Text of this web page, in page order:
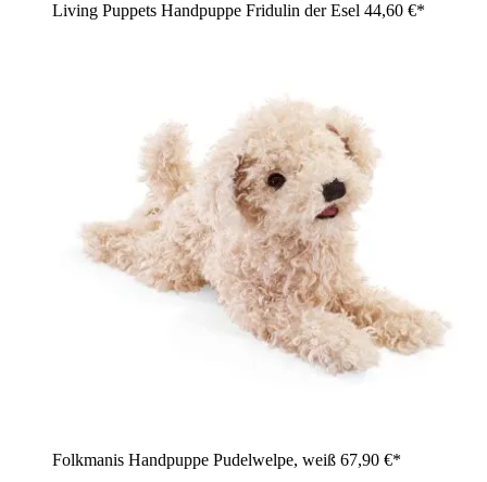
Living Puppets Handpuppe Fridulin der Esel 44,60 €*
Folkmanis Handpuppe Pudelwelpe, weiß 67,90 €*